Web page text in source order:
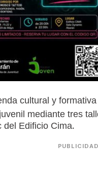
cultural y
mediante tres
Edificio Cima.
PUBLICIDAD